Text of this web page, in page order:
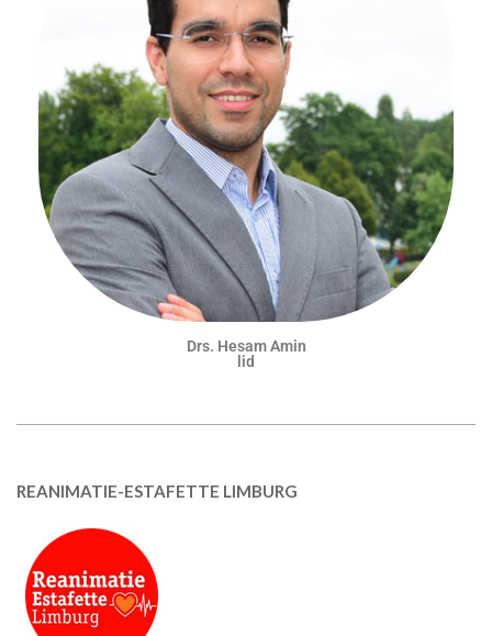
Drs. Hesam Amin
lid
REANIMATIE-ESTAFETTE LIMBURG